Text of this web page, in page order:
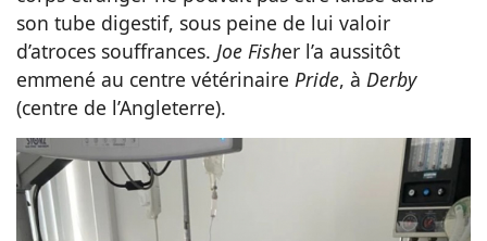
son tube digestif, sous peine de lui valoir
d’atroces souffrances. Joe Fisher l’a aussitôt
emmené au centre vétérinaire Pride, à Derby
(centre de l’Angleterre).